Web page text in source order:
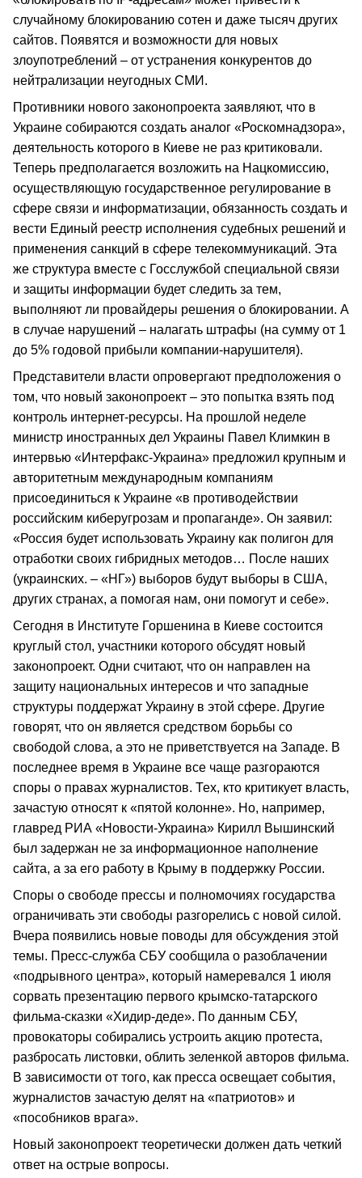
случайному блокированию сотен и даже тысяч других
сайтов. Появятся и возможности для новых
злоупотреблений – от устранения конкурентов до
нейтрализации неугодных СМИ.
Противники нового законопроекта заявляют, что в
Украине собираются создать аналог «Роскомнадзора»,
деятельность которого в Киеве не раз критиковали.
Теперь предполагается возложить на Нацкомиссию,
осуществляющую государственное регулирование в
сфере связи и информатизации, обязанность создать и
вести Единый реестр исполнения судебных решений и
применения санкций в сфере телекоммуникаций. Эта
же структура вместе с Госслужбой специальной связи
и защиты информации будет следить за тем,
выполняют ли провайдеры решения о блокировании. А
в случае нарушений – налагать штрафы (на сумму от 1
до 5% годовой прибыли компании-нарушителя).
Представители власти опровергают предположения о
том, что новый законопроект – это попытка взять под
контроль интернет-ресурсы. На прошлой неделе
министр иностранных дел Украины Павел Климкин в
интервью «Интерфакс-Украина» предложил крупным и
авторитетным международным компаниям
присоединиться к Украине «в противодействии
российским киберугрозам и пропаганде». Он заявил:
«Россия будет использовать Украину как полигон для
отработки своих гибридных методов… После наших
(украинских. – «НГ») выборов будут выборы в США,
других странах, а помогая нам, они помогут и себе».
Сегодня в Институте Горшенина в Киеве состоится
круглый стол, участники которого обсудят новый
законопроект. Одни считают, что он направлен на
защиту национальных интересов и что западные
структуры поддержат Украину в этой сфере. Другие
говорят, что он является средством борьбы со
свободой слова, а это не приветствуется на Западе. В
последнее время в Украине все чаще разгораются
споры о правах журналистов. Тех, кто критикует власть,
зачастую относят к «пятой колонне». Но, например,
главред РИА «Новости-Украина» Кирилл Вышинский
был задержан не за информационное наполнение
сайта, а за его работу в Крыму в поддержку России.
Споры о свободе прессы и полномочиях государства
ограничивать эти свободы разгорелись с новой силой.
Вчера появились новые поводы для обсуждения этой
темы. Пресс-служба СБУ сообщила о разоблачении
«подрывного центра», который намеревался 1 июля
сорвать презентацию первого крымско-татарского
фильма-сказки «Хидир-деде». По данным СБУ,
провокаторы собирались устроить акцию протеста,
разбросать листовки, облить зеленкой авторов фильма.
В зависимости от того, как пресса освещает события,
журналистов зачастую делят на «патриотов» и
«пособников врага».
Новый законопроект теоретически должен дать четкий
ответ на острые вопросы.